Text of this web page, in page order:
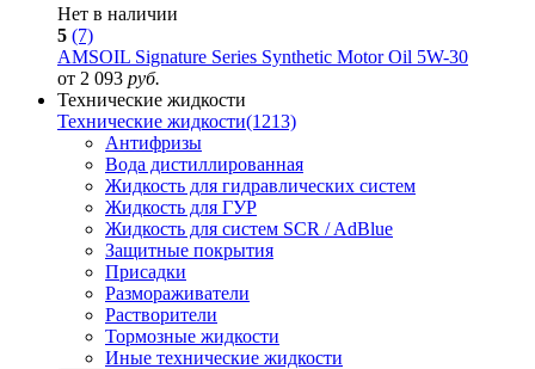
Нет в наличии
5 (7)
AMSOIL Signature Series Synthetic Motor Oil 5W-30
от 2 093 руб.
Технические жидкости
Технические жидкости(1213)
Антифризы
Вода дистиллированная
Жидкость для гидравлических систем
Жидкость для ГУР
Жидкость для систем SCR / AdBlue
Защитные покрытия
Присадки
Размораживатели
Растворители
Тормозные жидкости
Иные технические жидкости